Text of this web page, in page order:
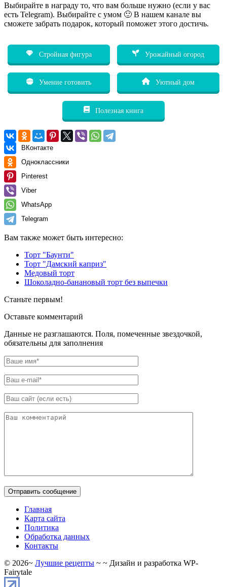
Выбирайте в награду то, что вам больше нужно (если у вас
есть Telegram). Выбирайте с умом 🙂 В нашем канале вы
сможете забрать подарок, который поможет этого достичь.
Стройная фигура Урожайный огород
Умение готовить Уютный дом
Полезная книга
ВКонтакте
Одноклассники
Pinterest
Viber
WhatsApp
Telegram
Вам также может быть интересно:
Торт "Баунти"
Торт "Дамский каприз"
Медовый торт
Шоколадно-банановый торт без выпечки
Станьте первым!
Оставьте комментарий
Данные не разглашаются. Поля, помеченные звездочкой,
обязательны для заполнения
Главная
Карта сайта
Политика
Обработка данных
Контакты
© 2026~ Лучшие рецепты ~ ~ Дизайн и разработка WP-
Fairytale